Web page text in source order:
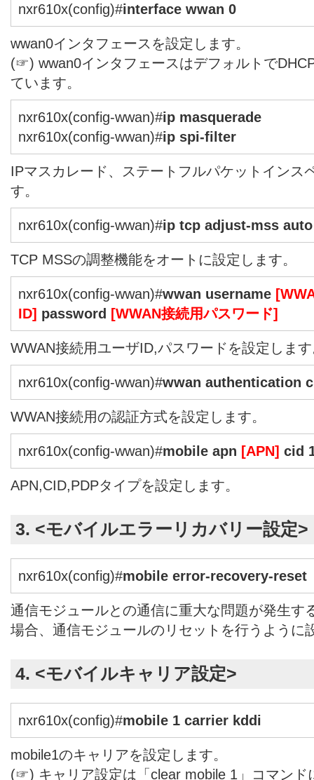
nxr610x(config)#interface wwan 0
wwan0インタフェースを設定します。
(☞) wwan0インタフェースはデフォルトで
ています。
nxr610x(config-wwan)#ip masquerade
nxr610x(config-wwan)#ip spi-filter
IPマスカレード、ステートフルパケットインス
す。
nxr610x(config-wwan)#ip tcp adjust-mss auto
TCP MSSの調整機能をオートに設定します。
nxr610x(config-wwan)#wwan username
ID] password [WWAN接続用パスワード]
WWAN接続用ユーザID,パスワードを設定しま
nxr610x(config-wwan)#wwan authentication
WWAN接続用の認証方式を設定します。
nxr610x(config-wwan)#mobile apn [APN] cid
APN,CID,PDPタイプを設定します。
3. <モバイルエラーリカバリー設定>
nxr610x(config)#mobile error-recovery-reset
通信モジュールとの通信に重大な問題が発生す
場合、通信モジュールのリセットを行うように
4. <モバイルキャリア設定>
nxr610x(config)#mobile 1 carrier kddi
mobile1のキャリアを設定します。
(☞) キャリア設定は「clear mobile 1」コマンド